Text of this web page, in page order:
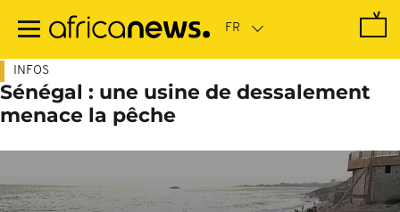
contenu
INFOS
Sénégal : une usine de dessalement
menace la pêche